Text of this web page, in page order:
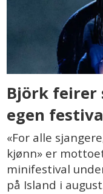
Björk feirer
egen
«For alle
kjønn» er
minifestival
på Island i